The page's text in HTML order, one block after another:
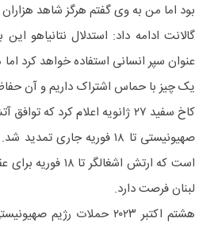
بود اما من به وی گفتم هرگز شاهد
گالانت ادامه داد: استدلال نتانیاهو
عنوان سپر انسانی استفاده خواهد کرد
یک چیز با حماس اشتراک داریم و آن
کاخ سفید ۲۷ ژانویه اعلام کرد
صهیونیستی تا ۱۸ فوریه جاری
است که ارتش
لبنان فرصت دارد.
هشتم اکتبر ۲۰۲۳ حملات رژیم